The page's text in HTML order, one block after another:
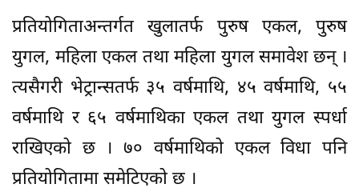
प्रतियोगिताअन्तर्गत खुलातर्फ पुरुष एकल, पुरुष
युगल, महिला एकल तथा महिला युगल समावेश छन् ।
त्यसैगरी भेट्रान्सतर्फ ३५ वर्षमाथि, ४५ वर्षमाथि, ५५
वर्षमाथि र ६५ वर्षमाथिका एकल तथा युगल स्पर्धा
राखिएको छ । ७० वर्षमाथिको एकल विधा पनि
प्रतियोगितामा समेटिएको छ ।